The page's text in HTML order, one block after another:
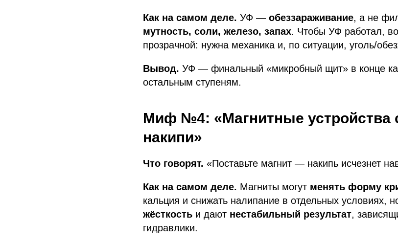
Как на самом деле. УФ — обеззараживание, а не
мутность, соли, железо, запах. Чтобы УФ работал,
прозрачной: нужна механика и, по ситуации, уголь/
Вывод. УФ — финальный «микробный щит» в конце
остальным ступеням.
Миф №4: «Магнитные устройства
накипи»
Что говорят. «Поставьте магнит — накипь исчезнет
Как на самом деле. Магниты могут менять форму
кальция и снижать налипание в отдельных условиях,
жёсткость и дают нестабильный результат,
гидравлики.